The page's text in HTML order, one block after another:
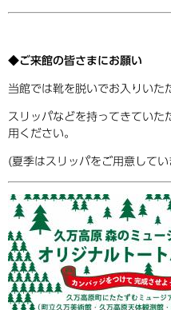
◆ご来館の皆さまにお願い
当館では靴を脱いでお入りいた
スリッパなどを持ってきていた
用ください。
(夏季はスリッパをご用意してい